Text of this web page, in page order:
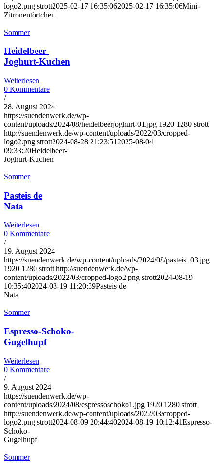
logo2.png strott2025-02-17 16:35:062025-02-17 16:35:06Mini-
Zitronentörtchen
Sommer
Heidelbeer-
Joghurt-Kuchen
Weiterlesen
0 Kommentare
/
28. August 2024
https://suendenwerk.de/wp-
content/uploads/2024/08/heidelbeerjoghurt-01.jpg 1920 1280 strott
http://suendenwerk.de/wp-content/uploads/2022/03/cropped-
logo2.png strott2024-08-28 21:23:51 2025-08-04
09:33:20Heidelbeer-
Joghurt-Kuchen
Sommer
Pasteis de
Nata
Weiterlesen
0 Kommentare
/
19. August 2024
https://suendenwerk.de/wp-content/uploads/2024/08/pasteis_03.jpg
1920 1280 strott http://suendenwerk.de/wp-
content/uploads/2022/03/cropped-logo2.png strott2024-08-19
10:35:402024-08-19 11:20:39Pasteis de
Nata
Sommer
Espresso-Schoko-
Gugelhupf
Weiterlesen
0 Kommentare
/
9. August 2024
https://suendenwerk.de/wp-
content/uploads/2024/08/espressoschoko1.jpg 1920 1280 strott
http://suendenwerk.de/wp-content/uploads/2022/03/cropped-
logo2.png strott2024-08-09 20:44:402024-08-19 10:12:41Espresso-
Schoko-
Gugelhupf
Sommer